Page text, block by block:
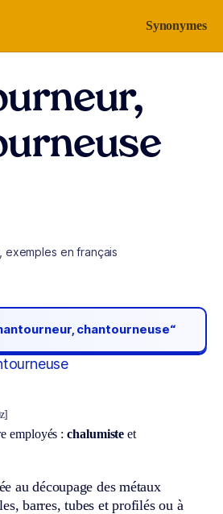
Synonymes
exemples en français
chantourneuse“
employés :chalumisteet
au découpage des métaux
barres, tubes et profilés ou à